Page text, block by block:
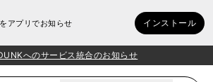
アプリでお知らせ インストール
へのサービス統合のお知らせ